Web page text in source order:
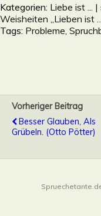
Kategorien: Liebe ist ...
Weisheiten „Lieben ist
Tags: Probleme
Vorheriger Beitrag
Besser Glauben, Als
Grübeln. (Otto Pötter)